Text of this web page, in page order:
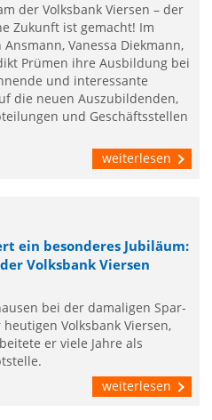
der Volksbank Viersen – der
Zukunft ist gemacht! Im
Vanessa Diekmann,
Prümen ihre Ausbildung bei
und interessante
die neuen Auszubildenden,
und Geschäftsstellen
weiterlesen
ein besonderes Jubiläum:
Volksbank Viersen
bei der damaligen Spar-
Volksbank Viersen,
er viele Jahre als
weiterlesen